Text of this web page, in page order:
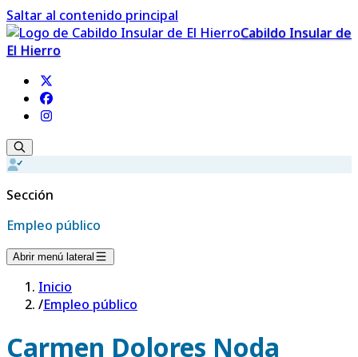
Saltar al contenido principal
Cabildo Insular de
El Hierro
Sección
Empleo público
Abrir menú lateral
Inicio
/Empleo público
Carmen Dolores Noda